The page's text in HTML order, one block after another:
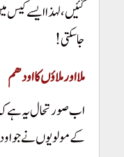
گئیں، لہذا ایسے کیس
جاسکتی!
ملا اور ملاؤں کا اودھم
اب صورتحال یہ ہے
کے مولویوں نے جو